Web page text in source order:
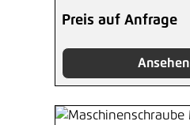
Preis auf Anfrage
Ansehen